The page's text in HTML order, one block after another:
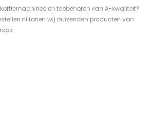
en toebehoren van A-kwaliteit?
tonen wij duizenden producten van